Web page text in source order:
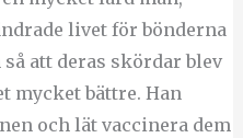
livet för bönderna
att deras skördar blev
mycket bättre. Han
och lät vaccinera dem